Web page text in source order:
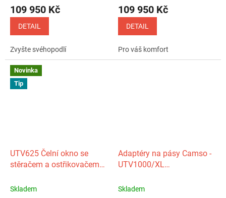
109 950 Kč
DETAIL
Zvyšte svéhopodlí
109 950 Kč
DETAIL
Pro váš komfort
Novinka
Tip
UTV625 Čelní okno se
stěračem a ostřikovačem
Skladem
Adaptéry na pásy Camso -
UTV1000/XL
A
Skladem